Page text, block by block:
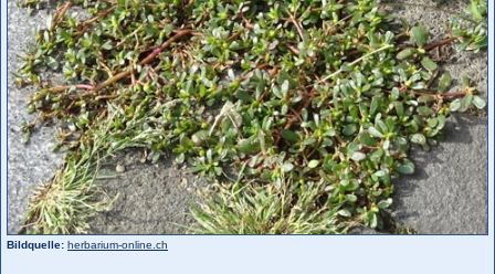
Bildquelle: herbarium-online.ch